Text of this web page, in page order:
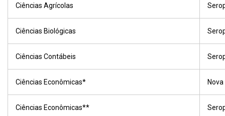
Ciências Agrícolas
Ciências Biológicas
Ciências Contábeis
Ciências Econômicas*
Ciências Econômicas**